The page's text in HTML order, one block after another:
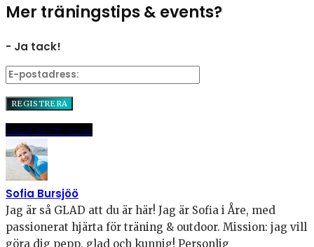
Mer träningstips & events?
- Ja tack!
DelaPinnaE-post
Sofia Bursjöö
Jag är så GLAD att du är här! Jag är Sofia i Åre, med
passionerat hjärta för träning & outdoor. Mission: jag vill
göra dig pepp, glad och kunnig! Personlig